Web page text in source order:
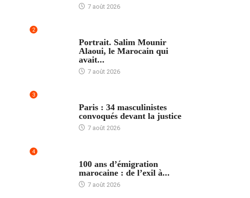
7 août 2026
2
Portrait. Salim Mounir
Alaoui, le Marocain qui
avait...
7 août 2026
3
Paris : 34 masculinistes
convoqués devant la justice
7 août 2026
4
100 ans d’émigration
marocaine : de l’exil à...
7 août 2026